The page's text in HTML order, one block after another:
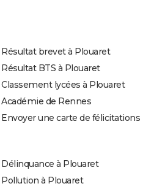
Résultat brevet à Plouaret
Résultat BTS à Plouaret
Classement lycées à Plouaret
Académie de Rennes
Envoyer une carte de félicitations
Délinquance à Plouaret
Pollution à Plouaret